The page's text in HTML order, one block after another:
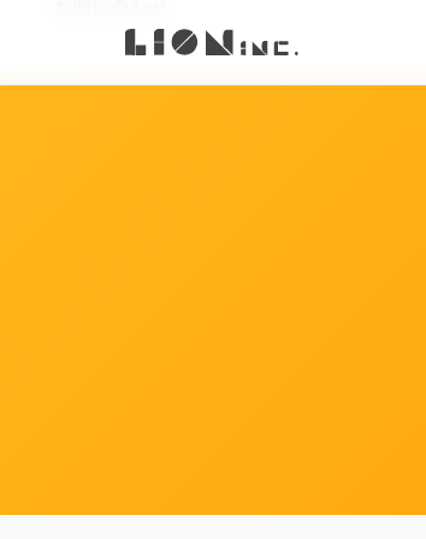
導入事例
料金体系
プレスリリース